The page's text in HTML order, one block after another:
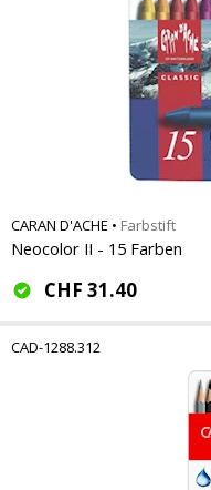
CARAN D'ACHE • Farbstift
Neocolor II - 15 Farben
CHF 31.40
CAD-1288.312